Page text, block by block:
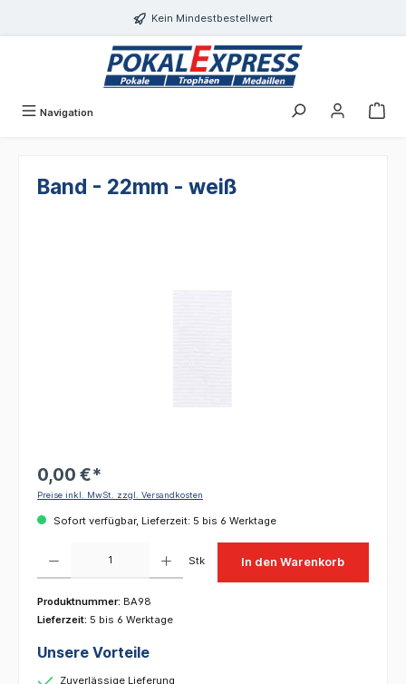
Kein Mindestbestellwert
Navigation
Band - 22mm - weiß
0,00 €*
Preise inkl. MwSt. zzgl. Versandkosten
Sofort verfügbar, Lieferzeit: 5 bis 6 Werktage
Stk In den Warenkorb
Produktnummer: BA98
Lieferzeit: 5 bis 6 Werktage
Unsere Vorteile
Zuverlässige Lieferung